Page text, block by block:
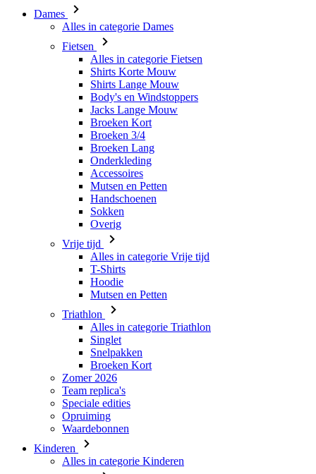
Dames
Alles in categorie Dames
Fietsen
Alles in categorie Fietsen
Shirts Korte Mouw
Shirts Lange Mouw
Body's en Windstoppers
Jacks Lange Mouw
Broeken Kort
Broeken 3/4
Broeken Lang
Onderkleding
Accessoires
Mutsen en Petten
Handschoenen
Sokken
Overig
Vrije tijd
Alles in categorie Vrije tijd
T-Shirts
Hoodie
Mutsen en Petten
Triathlon
Alles in categorie Triathlon
Singlet
Snelpakken
Broeken Kort
Zomer 2026
Team replica's
Speciale edities
Opruiming
Waardebonnen
Kinderen
Alles in categorie Kinderen